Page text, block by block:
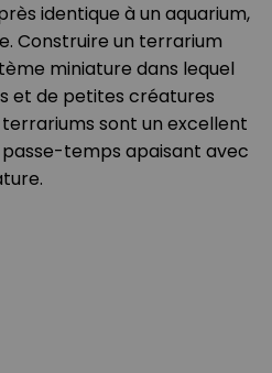
identique à un aquarium,
Construire un terrarium
miniature dans lequel
et de petites créatures
sont un excellent
temps apaisant avec